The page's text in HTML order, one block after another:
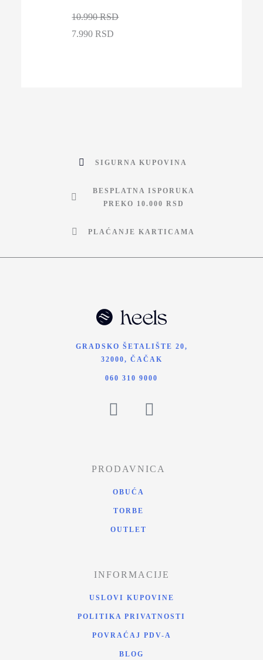
10.990 RSD
7.990 RSD
SIGURNA KUPOVINA
BESPLATNA ISPORUKA
PREKO 10.000 RSD
PLAĆANJE KARTICAMA
GRADSKO ŠETALIŠTE 20,
32000, ČAČAK
060 310 9000
PRODAVNICA
OBUĆA
TORBE
OUTLET
INFORMACIJE
USLOVI KUPOVINE
POLITIKA PRIVATNOSTI
POVRAĆAJ PDV-A
BLOG